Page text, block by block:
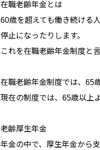
在職老齢年金とは
60歳を超えても働き続ける
停止になったりします。
これを在職老齢年金制度と言
在職老齢年金制度では、65
現在の制度では、65歳以上
老齢厚生年金
年金の中で、厚生年金から